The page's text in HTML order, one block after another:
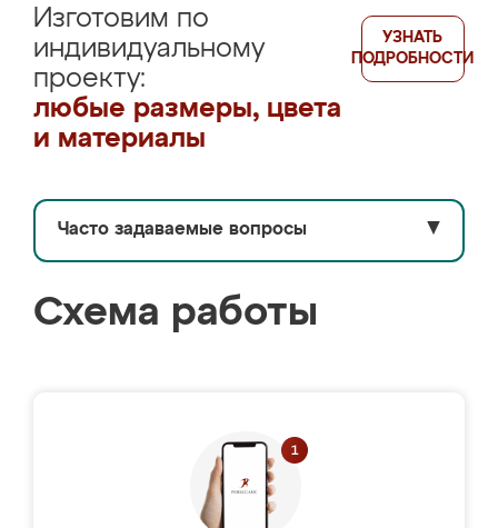
Изготовим по
индивидуальному
проекту:
любые размеры, цвета
и материалы
УЗНАТЬ
ПОДРОБНОСТИ
Часто задаваемые вопросы ▼
Схема работы